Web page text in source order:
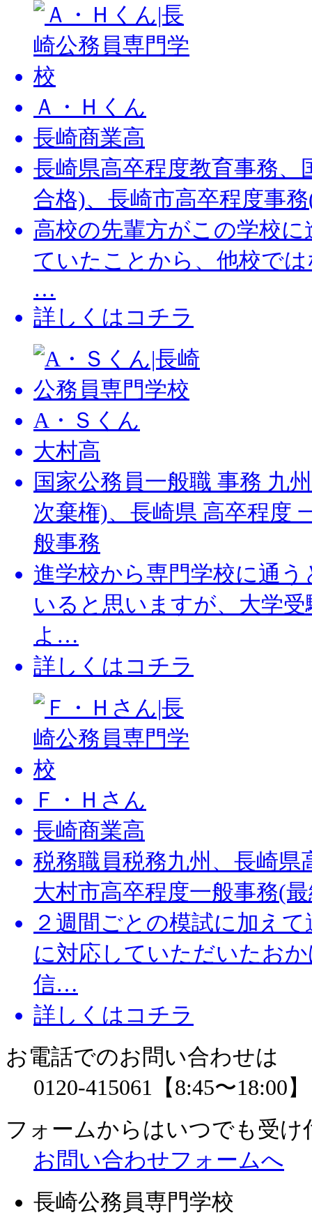
Ａ・Ｈくん
⾧崎商業高
⾧崎県高卒程度教育事務、
合格)、⾧崎市高卒程度事
高校の先輩方がこの学校
ていたことから、他校で
…
詳しくはコチラ
A・Ｓくん
大村高
国家公務員一般職 事務 九
次棄権)、長崎県 高卒程度
般事務
進学校から専門学校に通
いると思いますが、大学
よ…
詳しくはコチラ
Ｆ・Ｈさん
⾧崎商業高
税務職員税務九州、⾧崎
大村市高卒程度一般事務(
２週間ごとの模試に加え
に対応していただいたお
信…
詳しくはコチラ
お電話でのお問い合わせは
0120-415061
【8:45〜18:00】
フォームからはいつでも受
お問い合わせフォームへ
長崎公務員専門学校